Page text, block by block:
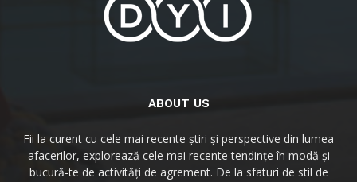
ABOUT US
Fii la curent cu cele mai recente știri și perspective din lumea
afacerilor, explorează cele mai recente tendințe în modă și
bucură-te de activități de agrement. De la sfaturi de stil de